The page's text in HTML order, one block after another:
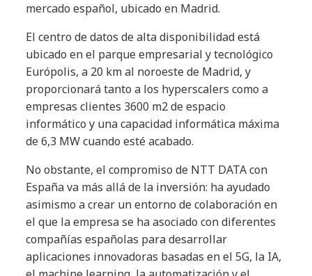
mercado español, ubicado en Madrid.
El centro de datos de alta disponibilidad está
ubicado en el parque empresarial y tecnológico
Európolis, a 20 km al noroeste de Madrid, y
proporcionará tanto a los hyperscalers como a
empresas clientes 3600 m2 de espacio
informático y una capacidad informática máxima
de 6,3 MW cuando esté acabado.
No obstante, el compromiso de NTT DATA con
España va más allá de la inversión: ha ayudado
asimismo a crear un entorno de colaboración en
el que la empresa se ha asociado con diferentes
compañías españolas para desarrollar
aplicaciones innovadoras basadas en el 5G, la IA,